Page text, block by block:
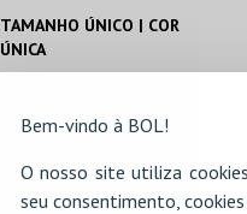
Bem-vindo à BOL!
O nosso site utiliza
seu consentimento,
TAMANHO ÚNICO | COR
ÚNICA